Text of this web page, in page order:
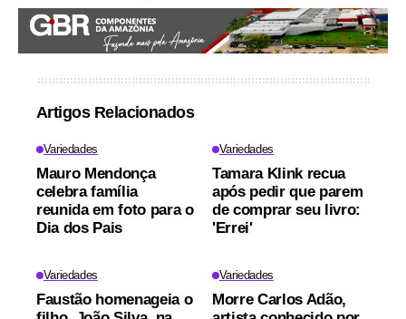
Artigos Relacionados
Variedades
Mauro Mendonça
celebra família
reunida em foto para o
Dia dos Pais
Variedades
Tamara Klink recua
após pedir que parem
de comprar seu livro:
'Errei'
Variedades
Faustão homenageia o
Variedades
Morre Carlos Adão,